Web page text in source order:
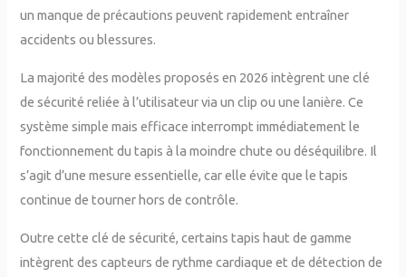
un manque de précautions peuvent rapidement entraîner
accidents ou blessures.
La majorité des modèles proposés en 2026 intègrent une clé
de sécurité reliée à l’utilisateur via un clip ou une lanière. Ce
système simple mais efficace interrompt immédiatement le
fonctionnement du tapis à la moindre chute ou déséquilibre. Il
s’agit d’une mesure essentielle, car elle évite que le tapis
continue de tourner hors de contrôle.
Outre cette clé de sécurité, certains tapis haut de gamme
intègrent des capteurs de rythme cardiaque et de détection de